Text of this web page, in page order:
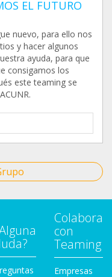
EL FUTURO
nuevo, para ello nos
y hacer algunos
ayuda, para que
consigamos los
este teaming se
Colabora
con
Teaming
Empresas